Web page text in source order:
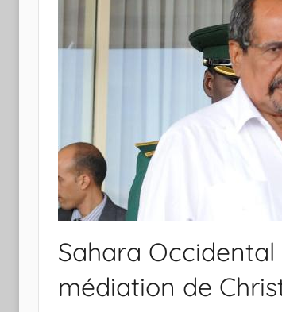
Sahara
médiation de